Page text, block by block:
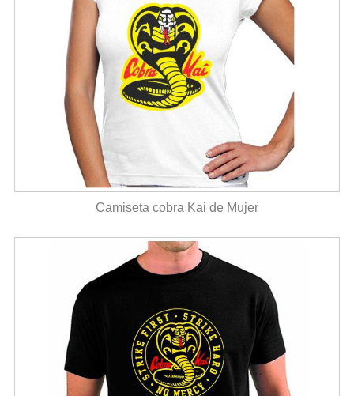
Camiseta cobra Kai de Mujer